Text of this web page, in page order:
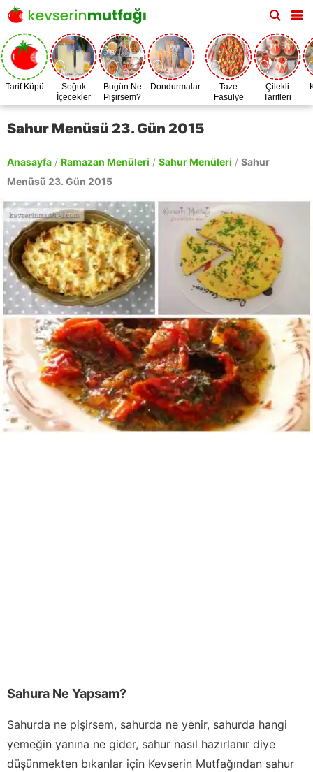
Tarif Küpü
Soğuk
İçecekler
Bugün Ne
Pişirsem?
Dondurmalar
Taze
Fasulye
Zamanı
Çilekli
Tarifleri
Sahur Menüsü 23. Gün 2015
Anasayfa / Ramazan Menüleri / Sahur Menüleri / Sahur
Menüsü 23. Gün 2015
Sahura Ne Yapsam?
Sahurda ne pişirsem, sahurda ne yenir, sahurda hangi
yemeğin yanına ne gider, sahur nasıl hazırlanır diye
düşünmekten bıkanlar için Kevserin Mutfağından sahur